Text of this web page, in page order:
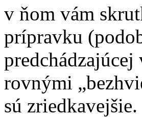
v ňom vám
prípravku
predchádzajúcej
rovnými
sú zriedkavejšie.